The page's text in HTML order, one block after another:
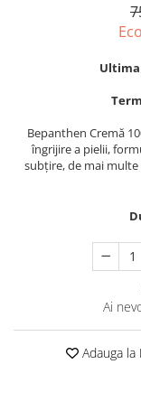
Somn stres si
Supliment Complexe
Supliment Magneziu
Supliment Vitamina
Supliment Vitamina
Supliment Vitamina
Supliment Zinc
Tincturi si
Tuse gat si
Vitamine si minerale
Bepanthen Cremă
îngrijire a pielii,
subțire, de mai
Ai
Adauga la